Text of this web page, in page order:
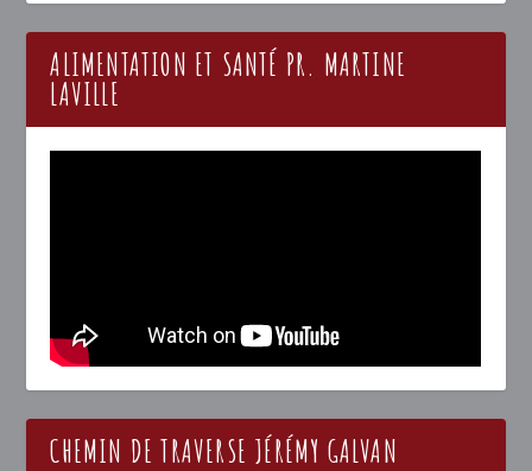
ALIMENTATION ET SANTÉ PR. MARTINE
LAVILLE
CHEMIN DE TRAVERSE JÉRÉMY GALVAN